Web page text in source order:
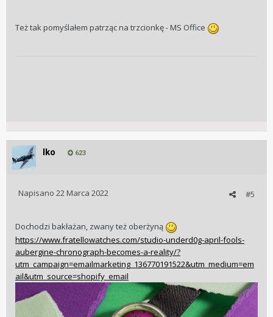
Też tak pomyślałem patrząc na trzcionkę - MS Office
Iko 623
#5
Napisano 22 Marca 2022
Dochodzi bakłażan, zwany też oberżyną
https://www.fratellowatches.com/studio-underd0g-april-fools-
aubergine-chronograph-becomes-a-reality/?
utm_campaign=emailmarketing_136770191522&utm_medium=em
ail&utm_source=shopify_email